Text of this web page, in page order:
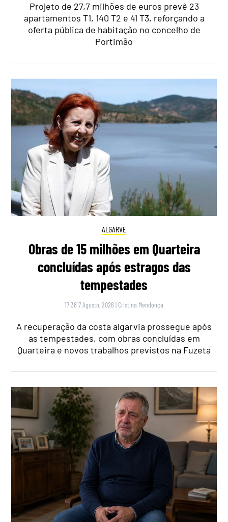
Projeto de 27,7 milhões de euros prevê 23
apartamentos T1, 140 T2 e 41 T3, reforçando a
oferta pública de habitação no concelho de
Portimão
ALGARVE
Obras de 15 milhões em Quarteira
concluídas após estragos das
tempestades
17:38 7 Agosto, 2026 | Cristina Mendonça
A recuperação da costa algarvia prossegue após
as tempestades, com obras concluídas em
Quarteira e novos trabalhos previstos na Fuzeta